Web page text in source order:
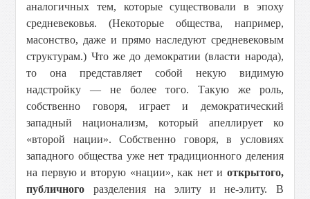
аналогичных тем, которые существовали в эпоху
средневековья. (Некоторые общества, например,
масонство, даже и прямо наследуют средневековым
структурам.) Что же до демократии (власти народа),
то она представляет собой некую видимую
надстройку — не более того. Такую же роль,
собственно говоря, играет и демократический
западный национализм, который апеллирует ко
«второй нации». Собственно говоря, в условиях
западного общества уже нет традиционного деления
на первую и вторую «нации», как нет и открытого,
публичного разделения на элиту и не-элиту. В